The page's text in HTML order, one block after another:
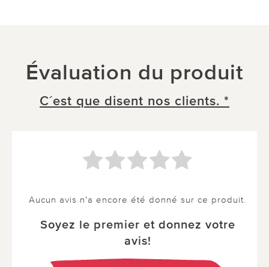
Évaluation du produit
C´est que disent nos clients. *
Aucun avis n'a encore été donné sur ce produit.
Soyez le premier et donnez votre
avis!